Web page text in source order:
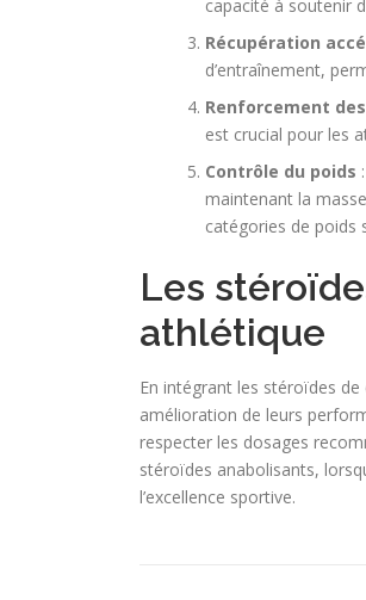
capacité à soutenir
Récupération
d’entraînement,
Renforcement
est crucial pour les
Contrôle du poids
maintenant la
catégories de poids
Les
athlétique
En intégrant les stéroïdes
amélioration de leurs
respecter les dosages
stéroïdes anabolisants,
l’excellence sportive.